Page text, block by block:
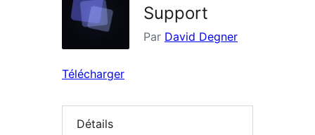
Support
Par David Degner
Télécharger
Détails